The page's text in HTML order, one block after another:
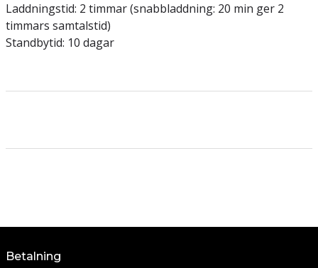
Laddningstid: 2 timmar (snabbladdning: 20 min ger 2
timmars samtalstid)
Standbytid: 10 dagar
Betalning